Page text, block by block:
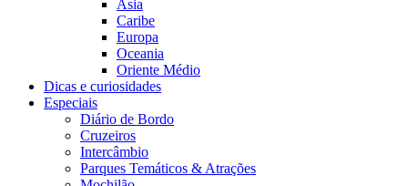
Ásia
Caribe
Europa
Oceania
Oriente Médio
Dicas e curiosidades
Especiais
Diário de Bordo
Cruzeiros
Intercâmbio
Parques Temáticos & Atrações